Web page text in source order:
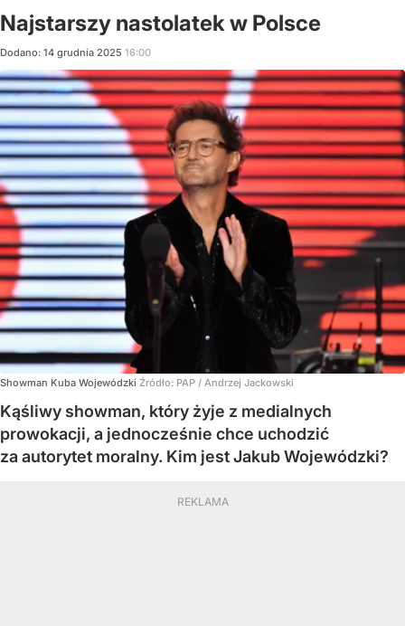
Najstarszy nastolatek w Polsce
Dodano: 14 grudnia 2025 16:00
Showman Kuba Wojewódzki Źródło: PAP / Andrzej Jackowski
Kąśliwy showman, który żyje z medialnych
prowokacji, a jednocześnie chce uchodzić
za autorytet moralny. Kim jest Jakub Wojewódzki?